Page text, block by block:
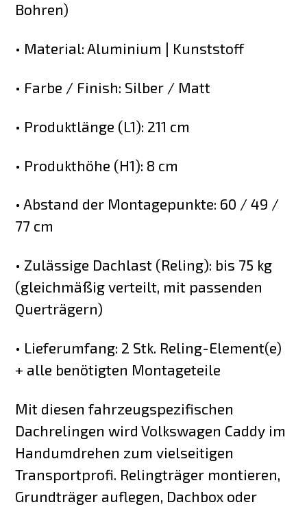
Bohren)
• Material: Aluminium | Kunststoff
• Farbe / Finish: Silber / Matt
• Produktlänge (L1): 211 cm
• Produkthöhe (H1): 8 cm
• Abstand der Montagepunkte: 60 / 49 /
77 cm
• Zulässige Dachlast (Reling): bis 75 kg
(gleichmäßig verteilt, mit passenden
Querträgern)
• Lieferumfang: 2 Stk. Reling-Element(e)
+ alle benötigten Montageteile
Mit diesen fahrzeugspezifischen
Dachrelingen wird Volkswagen Caddy im
Handumdrehen zum vielseitigen
Transportprofi. Relingträger montieren,
Grundträger auflegen, Dachbox oder